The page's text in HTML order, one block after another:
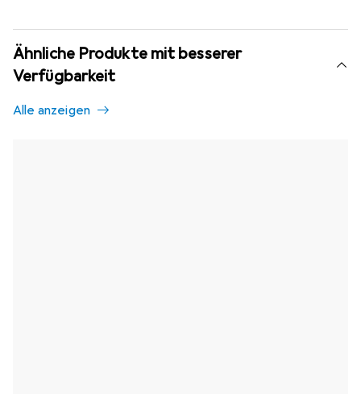
Ähnliche Produkte mit besserer
Verfügbarkeit
Alle anzeigen